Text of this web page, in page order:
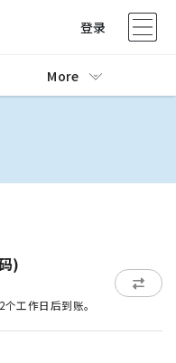
登录
More
)
工作日后到账。